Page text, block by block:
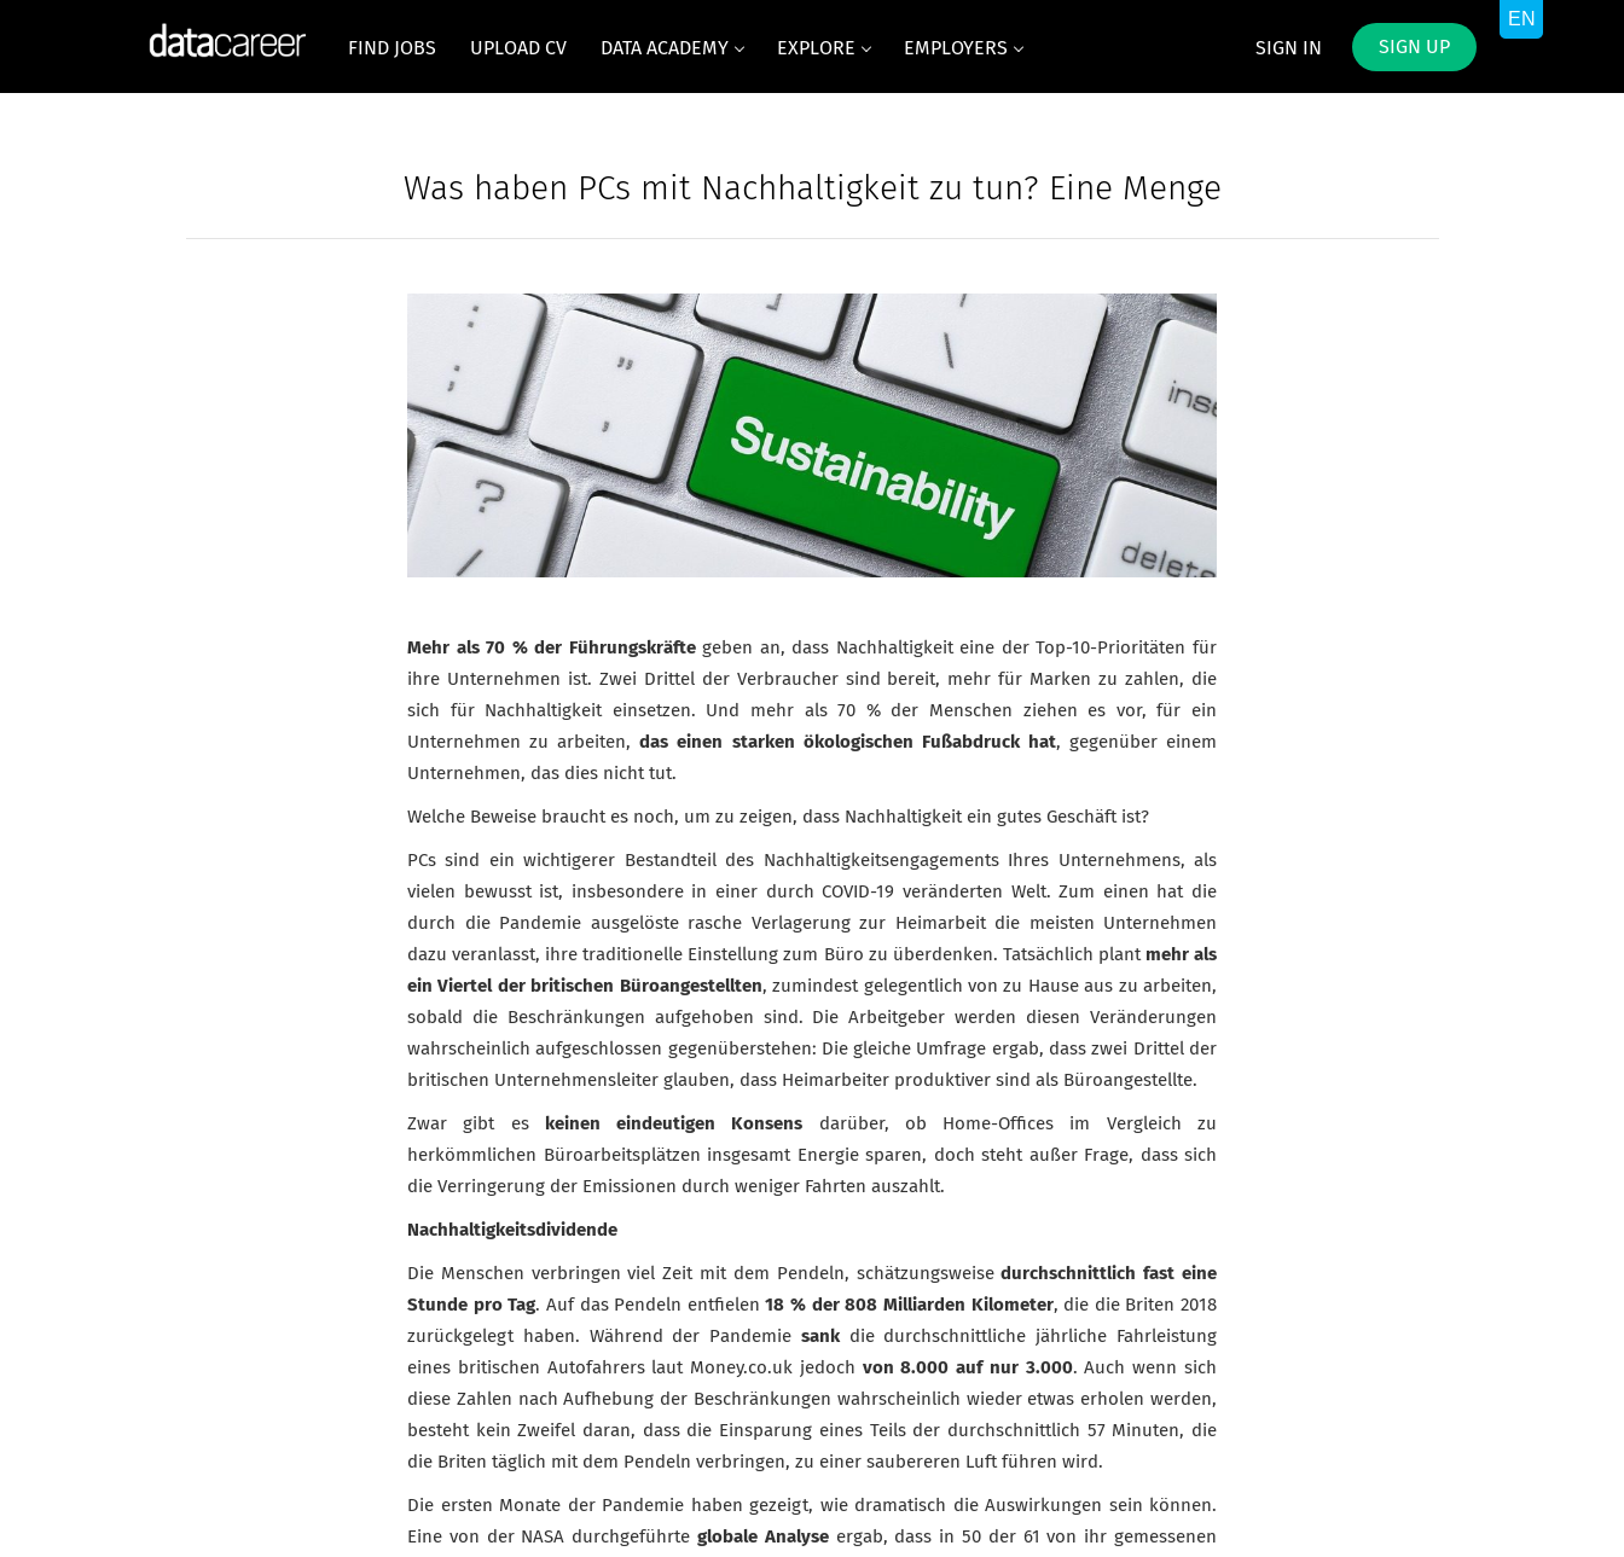
SIGN IN SIGN UP
FIND JOBS UPLOAD CV DATA ACADEMY EXPLORE EMPLOYERS
Was haben PCs mit Nachhaltigkeit zu tun? Eine Menge
Mehr als 70 % der Führungskräftegeben an, dass Nachhaltigkeit eine der Top-10-Prioritäten für
ihre Unternehmen ist. Zwei Drittel der Verbraucher sind bereit, mehr für Marken zu zahlen, die
sich für Nachhaltigkeit einsetzen. Und mehr als 70 % der Menschen ziehen es vor, für ein
Unternehmen zu arbeiten,das einen starken ökologischen Fußabdruck hat, gegenüber einem
Unternehmen, das dies nicht tut.
Welche Beweise braucht es noch, um zu zeigen, dass Nachhaltigkeit ein gutes Geschäft ist?
PCs sind ein wichtigerer Bestandteil des Nachhaltigkeitsengagements Ihres Unternehmens, als
vielen bewusst ist, insbesondere in einer durch COVID-19 veränderten Welt. Zum einen hat die
durch die Pandemie ausgelöste rasche Verlagerung zur Heimarbeit die meisten Unternehmen
dazu veranlasst, ihre traditionelle Einstellung zum Büro zu überdenken. Tatsächlich plant mehr als
ein Viertel der britischen Büroangestellten, zumindest gelegentlich von zu Hause aus zu arbeiten,
sobald die Beschränkungen aufgehoben sind. Die Arbeitgeber werden diesen Veränderungen
wahrscheinlich aufgeschlossen gegenüberstehen: Die gleiche Umfrage ergab, dass zwei Drittel der
britischen Unternehmensleiter glauben, dass Heimarbeiter produktiver sind als Büroangestellte.
Zwar gibt es keinen eindeutigen Konsens darüber, ob Home-Offices im Vergleich zu
herkömmlichen Büroarbeitsplätzen insgesamt Energie sparen, doch steht außer Frage, dass sich
die Verringerung der Emissionen durch weniger Fahrten auszahlt.
Nachhaltigkeitsdividende
Die Menschen verbringen viel Zeit mit dem Pendeln, schätzungsweisedurchschnittlich fast eine
Stunde pro Tag. Auf das Pendeln entfielen18 % der 808 Milliarden Kilometer, die die Briten 2018
zurückgelegt haben. Während der Pandemie sankdie durchschnittliche jährliche Fahrleistung
eines britischen Autofahrers laut Money.co.uk jedoch von 8.000 auf nur 3.000. Auch wenn sich
diese Zahlen nach Aufhebung der Beschränkungen wahrscheinlich wieder etwas erholen werden,
besteht kein Zweifel daran, dass die Einsparung eines Teils der durchschnittlich 57 Minuten, die
die Briten täglich mit dem Pendeln verbringen, zu einer saubereren Luft führen wird.
Die ersten Monate der Pandemie haben gezeigt, wie dramatisch die Auswirkungen sein können.
Eine von der NASA durchgeführte globale Analyseergab, dass in 50 der 61 von ihr gemessenen